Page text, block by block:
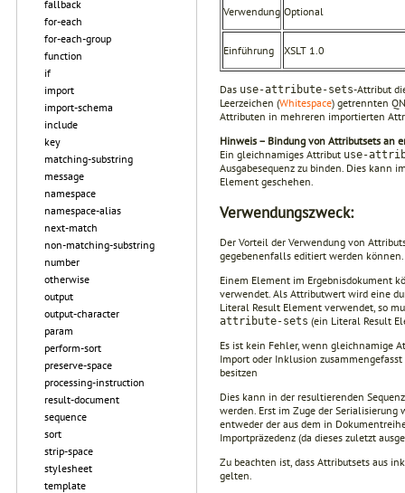
fallback
for-each
for-each-group
function
if
import
import-schema
include
key
matching-substring
message
namespace
namespace-alias
next-match
non-matching-substring
number
otherwise
output
output-character
param
perform-sort
preserve-space
processing-instruction
result-document
sequence
sort
strip-space
stylesheet
template
Verwendung Optional
Einführung XSLT 1.0
Das use-attribute-sets-Attribut
Leerzeichen (Whitespace) getrennten
Attributen in mehreren importierten
Hinweis – Bindung von Attributsets an
Ein gleichnamiges Attribut use-
Ausgabesequenz zu binden. Dies kann
Element geschehen.
Verwendungszweck:
Der Vorteil der Verwendung von
gegebenenfalls editiert werden
Einem Element im Ergebnisdokument
verwen­det. Als Attributwert wird eine
Literal Result Element verwendet, so
attribute-sets (ein Literal Result
Es ist kein Fehler, wenn gleichnamige
Import oder Inklusion
besitzen
Dies kann in der resultierenden
werden. Erst im Zuge der
entweder der aus dem in
Importpräzedenz (da dieses zuletzt
Zu beachten ist, dass Attributsets aus
gelten.